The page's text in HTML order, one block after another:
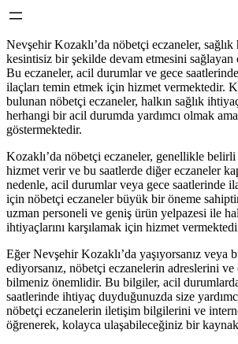
Nevşehir Kozaklı’da nöbetçi eczaneler,
kesintisiz bir şekilde devam etmesini sağlayan
Bu eczaneler, acil durumlar ve gece
ilaçları temin etmek için hizmet vermektedir.
bulunan nöbetçi eczaneler, halkın sağlık
herhangi bir acil durumda yardımcı olmak
göstermektedir.
Kozaklı’da nöbetçi eczaneler, genellikle
hizmet verir ve bu saatlerde diğer eczaneler
nedenle, acil durumlar veya gece saatlerinde
için nöbetçi eczaneler büyük bir öneme
uzman personeli ve geniş ürün yelpazesi ile
ihtiyaçlarını karşılamak için hizmet
Eğer Nevşehir Kozaklı’da yaşıyorsanız veya
ediyorsanız, nöbetçi eczanelerin adreslerini ve
bilmeniz önemlidir. Bu bilgiler, acil
saatlerinde ihtiyaç duyduğunuzda size
nöbetçi eczanelerin iletişim bilgilerini ve
öğrenerek, kolayca ulaşabileceğiniz bir